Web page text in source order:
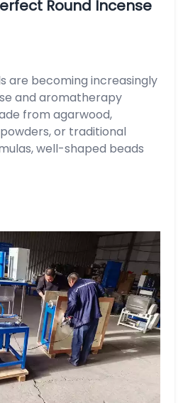
Round Incense
are becoming increasingly
and aromatherapy
from agarwood,
or traditional
well-shaped beads